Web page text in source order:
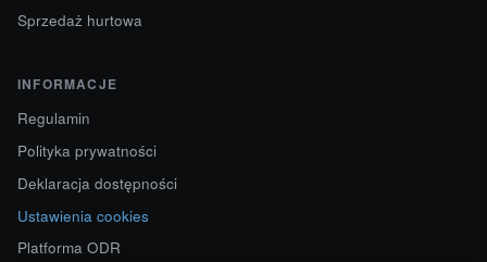
Sprzedaż hurtowa
INFORMACJE
Regulamin
Polityka prywatności
Deklaracja dostępności
Ustawienia cookies
Platforma ODR